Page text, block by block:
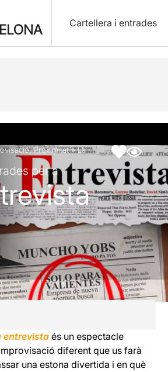
Cartellera i entrades
Fitxa artística
,Proximitat»La
per a
entrevista és un espectacle
diferent que us farà
una estona divertida i en què